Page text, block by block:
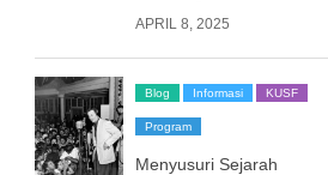
APRIL 8, 2025
Blog Informasi KUSF
Program
Menyusuri Sejarah